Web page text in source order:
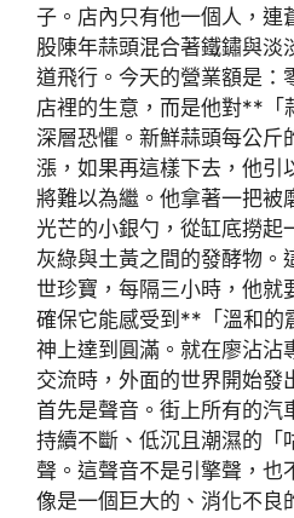
子。店內只有他一個人，連
股陳年蒜頭混合著鐵鏽與淡
道飛行。今天的營業額是：
店裡的生意，而是他對**「
深層恐懼。新鮮蒜頭每公斤
漲，如果再這樣下去，他引
將難以為繼。他拿著一把被
光芒的小銀勺，從缸底撈起
灰綠與土黃之間的發酵物。
世珍寶，每隔三小時，他就
確保它能感受到**「溫和的
神上達到圓滿。就在廖沾沾
交流時，外面的世界開始發
首先是聲音。街上所有的汽
持續不斷、低沉且潮濕的
聲。這聲音不是引擎聲，也
像是一個巨大的、消化不良